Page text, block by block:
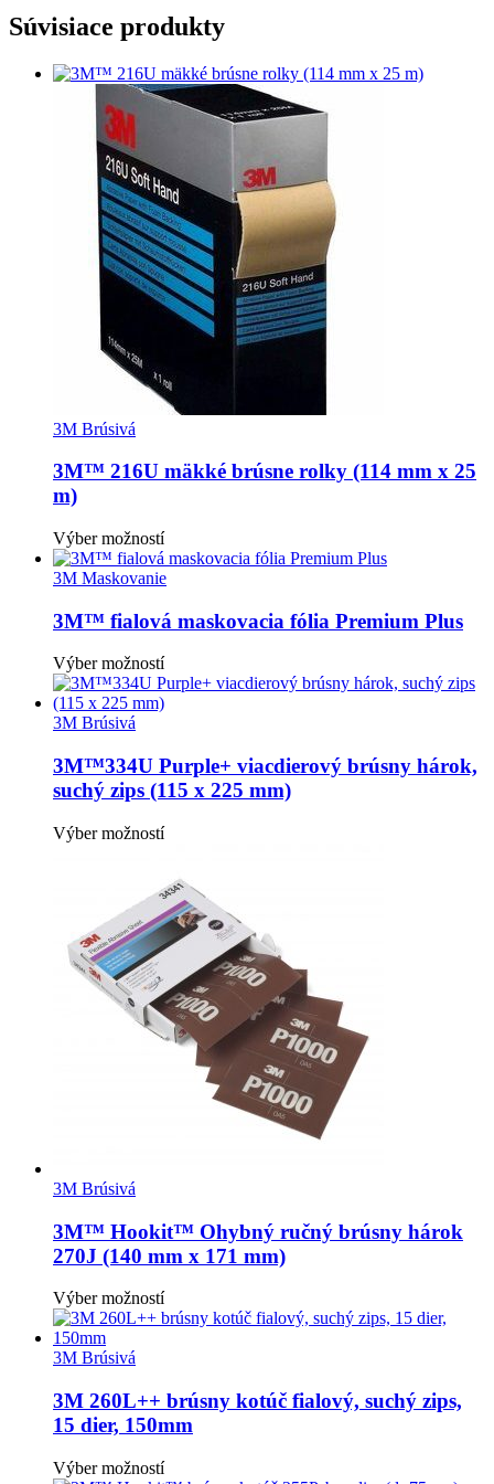
Súvisiace produkty
3M Brúsivá
3M™ 216U mäkké brúsne rolky (114 mm x 25
m)
Výber možnostíTento
produkt
má
variantov.
Možnosti
si
môžete
vybrať
produktu.
3M Maskovanie
3M™ fialová maskovacia fólia Premium Plus
Výber možnostíTento
produkt
má
Možnosti
si
môžete
na
produktu.
3M Brúsivá
3M™334U Purple+ viacdierový brúsny hárok,
suchý zips (115 x 225 mm)
Výber možnostíTento
viacero
variantov.
Možnosti
si
môžete
vybrať
na
stránke
produktu.
3M Brúsivá
3M™ Hookit™ Ohybný ručný brúsny hárok
270J (140 mm x 171 mm)
Výber možnostíTento
produkt
Možnosti
si
môžete
na
3M Brúsivá
3M 260L++ brúsny kotúč fialový, suchý zips,
15 dier, 150mm
Výber možnostíTento